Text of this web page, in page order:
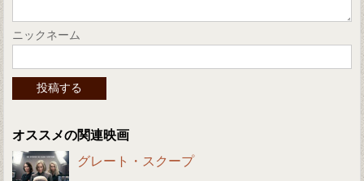
ニックネーム
オススメの関連映画
グレート・スクープ